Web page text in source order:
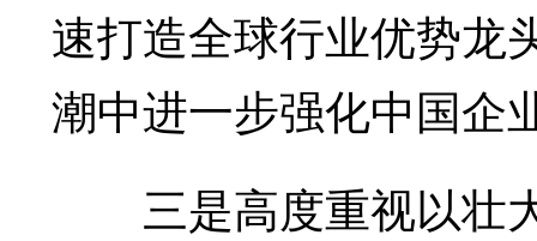
速打造全球行业优势龙
潮中进一步强化中国企
三是高度重视以壮